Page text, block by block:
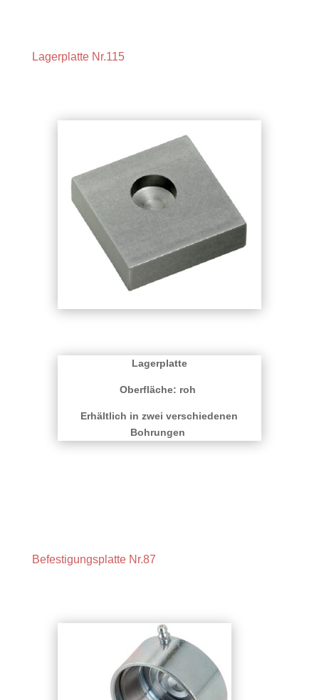
Lagerplatte Nr.115
Lagerplatte
Oberfläche: roh
Erhältlich in zwei verschiedenen
Bohrungen
Befestigungsplatte Nr.87